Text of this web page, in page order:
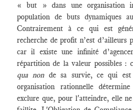
« but » dans une organisation
population de buts dynamiques
Contrairement à ce qui est
recherche de profit n’est
car il existe une infinité
répartition de la valeur possibles :
qua nonde sa survie, ce qui est
organisation rationnelle
exclure que, pour l'atteindre, elle